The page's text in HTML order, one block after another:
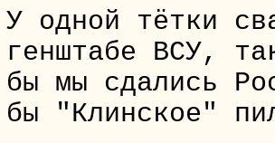
У одной тётки
генштабе ВСУ,
бы мы сдались
бы "Клинское"